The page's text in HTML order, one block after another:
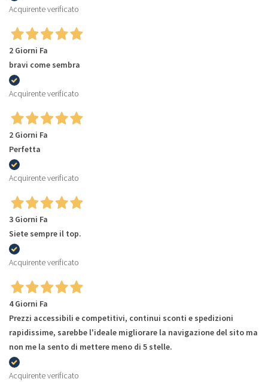
Acquirente verificato
2 Giorni Fa
bravi come sembra
Acquirente verificato
2 Giorni Fa
Perfetta
Acquirente verificato
3 Giorni Fa
Siete sempre il top.
Acquirente verificato
4 Giorni Fa
Prezzi accessibili e competitivi, continui sconti e spedizioni
rapidissime, sarebbe l'ideale migliorare la navigazione del sito ma
non me la sento di mettere meno di 5 stelle.
Acquirente verificato